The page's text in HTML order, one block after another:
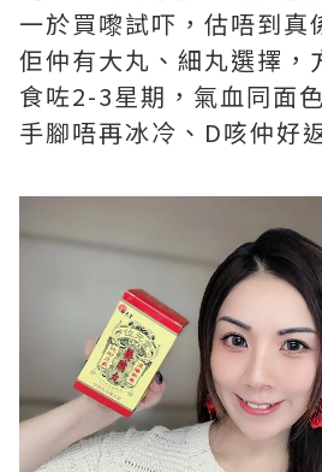
一於買嚟試吓，估唔到
佢仲有大丸、細丸選擇，
食咗2-3星期，氣血同面
手腳唔再冰冷、D咳仲好